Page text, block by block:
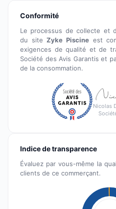
Conformité
Le processus de collecte et
du siteZyke Piscineest
exigences de qualité et de
Société des Avis Garantis et
de la consommation.
Nicolas
Indice de transparence
Évaluez par vous-même la
clients de ce commerçant.